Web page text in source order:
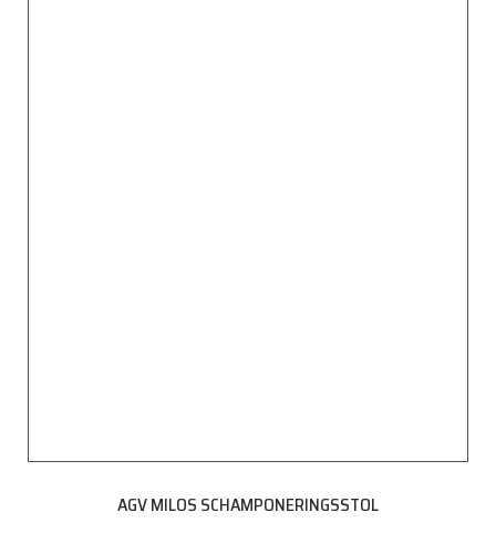
AGV MILOS SCHAMPONERINGSSTOL